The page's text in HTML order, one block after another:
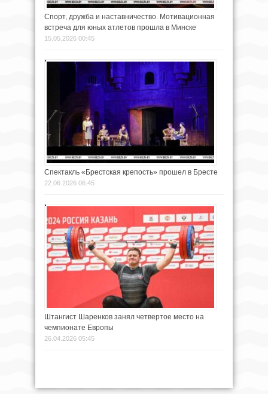
Спорт, дружба и наставничество. Мотивационная
встреча для юных атлетов прошла в Минске
15.05.2026 00:45
Спектакль «Брестская крепость» прошел в Бресте
22.06.2026 06:45
Штангист Шаренков занял четвертое место на
чемпионате Европы
26.04.2026 05:45